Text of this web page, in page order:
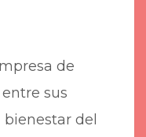
de
sus
del